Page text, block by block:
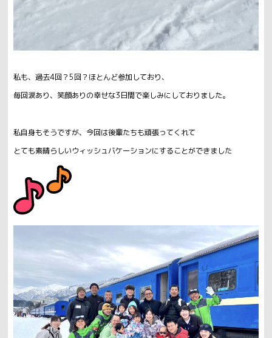
私も、過去4回？5回？ほとんど参加しており、
毎回涙あり、笑顔ありの幸せな3日間で楽しみにしておりました。
私自身もそうですが、今回は後輩たちも頑張ってくれて
とても素晴らしいウィッシュバケーションにすることができました